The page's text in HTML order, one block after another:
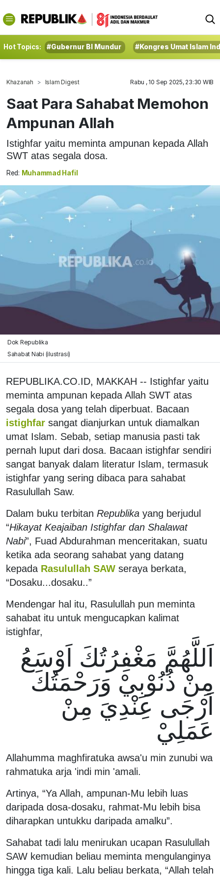
Hot Topics: #Gubernur BI Mundur #Kongres Umat Islam
Khazanah Islam Digest Rabu , 10 Sep 2025, 23:30 WIB
Saat Para Sahabat Memohon
Ampunan Allah
Istighfar yaitu meminta ampunan kepada Allah
SWT atas segala dosa.
Red: Muhammad Hafil
Dok Republika
Sahabat Nabi (ilustrasi)
REPUBLIKA.CO.ID, MAKKAH -- Istighfar yaitu
meminta ampunan kepada Allah SWT atas
segala dosa yang telah diperbuat. Bacaan
istighfar sangat dianjurkan untuk diamalkan
umat Islam. Sebab, setiap manusia pasti tak
pernah luput dari dosa. Bacaan istighfar sendiri
sangat banyak dalam literatur Islam, termasuk
istighfar yang sering dibaca para sahabat
Rasulullah Saw.
Dalam buku terbitan Republika yang berjudul
“Hikayat Keajaiban Istighfar dan Shalawat
Nabi”, Fuad Abdurahman menceritakan, suatu
ketika ada seorang sahabat yang datang
kepada Rasulullah SAW seraya berkata,
“Dosaku...dosaku..”
Mendengar hal itu, Rasulullah pun meminta
sahabat itu untuk mengucapkan kalimat
istighfar,
اَللَّهُمَّ مَغْفِرُتُكَ اَوْسَعُ
مِنْ ذُنُوْبِيْ وَرَحْمَتُكَ
اَرْجَى عِنْدِيَ مِنْ
عَمَلِيْ
Allahumma maghfiratuka awsa'u min zunubi wa
rahmatuka arja 'indi min 'amali.
Artinya, “Ya Allah, ampunan-Mu lebih luas
daripada dosa-dosaku, rahmat-Mu lebih bisa
diharapkan untukku daripada amalku”.
Sahabat tadi lalu menirukan ucapan Rasulullah
SAW kemudian beliau meminta mengulanginya
hingga tiga kali. Lalu beliau berkata, “Allah telah